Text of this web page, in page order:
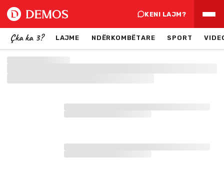
KENI LAJM?
Çka ka 3? LAJME NDËRKOMBËTARE SPORT